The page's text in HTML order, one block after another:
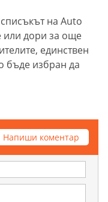
на Auto
или дори за още
единствен
избран да
Напиши коментар